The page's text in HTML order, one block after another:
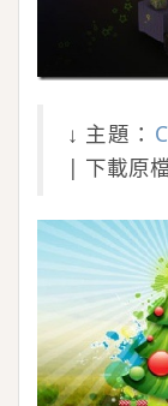
↓ 主題：
| 下載原